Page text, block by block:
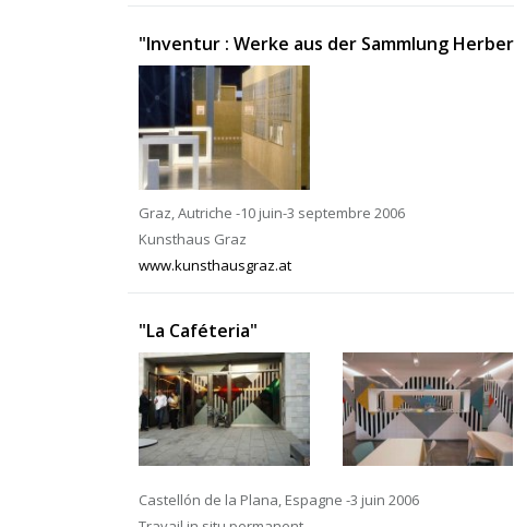
"Inventur : Werke aus der Sammlung
Graz, Autriche -10 juin-3 septembre 2006
Kunsthaus Graz
www.kunsthausgraz.at
"La Caféteria"
Castellón de la Plana, Espagne -3 juin 2006